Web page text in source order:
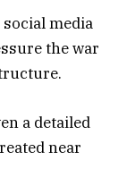
media
the war
a detailed
near